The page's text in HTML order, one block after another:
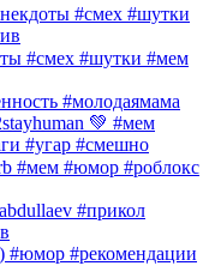
#смех #шутки
#смех #шутки #мем
#молодаямама
💚 #мем
#угар #смешно
#мем #юмор #роблокс
#прикол
#юмор #рекомендации